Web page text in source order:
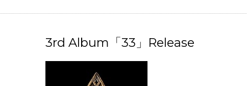
3rd Album「33」Release